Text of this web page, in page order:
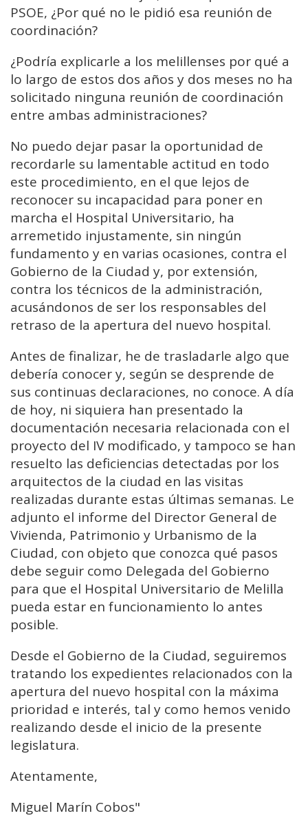
PSOE, ¿Por qué no le pidió esa reunión de
coordinación?
¿Podría explicarle a los melillenses por qué a
lo largo de estos dos años y dos meses no ha
solicitado ninguna reunión de coordinación
entre ambas administraciones?
No puedo dejar pasar la oportunidad de
recordarle su lamentable actitud en todo
este procedimiento, en el que lejos de
reconocer su incapacidad para poner en
marcha el Hospital Universitario, ha
arremetido injustamente, sin ningún
fundamento y en varias ocasiones, contra el
Gobierno de la Ciudad y, por extensión,
contra los técnicos de la administración,
acusándonos de ser los responsables del
retraso de la apertura del nuevo hospital.
Antes de finalizar, he de trasladarle algo que
debería conocer y, según se desprende de
sus continuas declaraciones, no conoce. A día
de hoy, ni siquiera han presentado la
documentación necesaria relacionada con el
proyecto del IV modificado, y tampoco se han
resuelto las deficiencias detectadas por los
arquitectos de la ciudad en las visitas
realizadas durante estas últimas semanas. Le
adjunto el informe del Director General de
Vivienda, Patrimonio y Urbanismo de la
Ciudad, con objeto que conozca qué pasos
debe seguir como Delegada del Gobierno
para que el Hospital Universitario de Melilla
pueda estar en funcionamiento lo antes
posible.
Desde el Gobierno de la Ciudad, seguiremos
tratando los expedientes relacionados con la
apertura del nuevo hospital con la máxima
prioridad e interés, tal y como hemos venido
realizando desde el inicio de la presente
legislatura.
Atentamente,
Miguel Marín Cobos"